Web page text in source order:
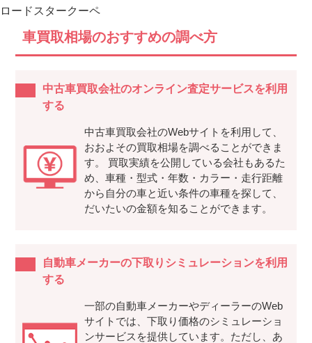
ロードスタークーペ
車買取相場のおすすめの調べ方
中古車買取会社のオンライン査定サービスを利用
する
中古車買取会社のWebサイトを利用して、
おおよその買取相場を調べることができま
す。 買取実績を公開している会社もあるた
め、車種・型式・年数・カラー・走行距離
から自分の車と近い条件の車種を探して、
だいたいの金額を知ることができます。
自動車メーカーの下取りシミュレーションを利用
する
一部の自動車メーカーやディーラーのWeb
サイトでは、下取り価格のシミュレーショ
ンサービスを提供しています。ただし、あ